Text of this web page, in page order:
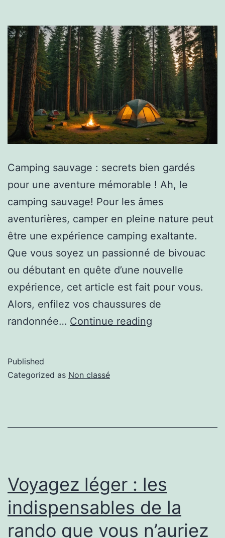
Camping sauvage : secrets bien gardés
pour une aventure mémorable ! Ah, le
camping sauvage! Pour les âmes
aventurières, camper en pleine nature peut
être une expérience camping exaltante.
Que vous soyez un passionné de bivouac
ou débutant en quête d’une nouvelle
expérience, cet article est fait pour vous.
Alors, enfilez vos chaussures de
randonnée… Continue reading
Published
Categorized as Non classé
Voyagez léger : les
indispensables de la
rando que vous n’auriez